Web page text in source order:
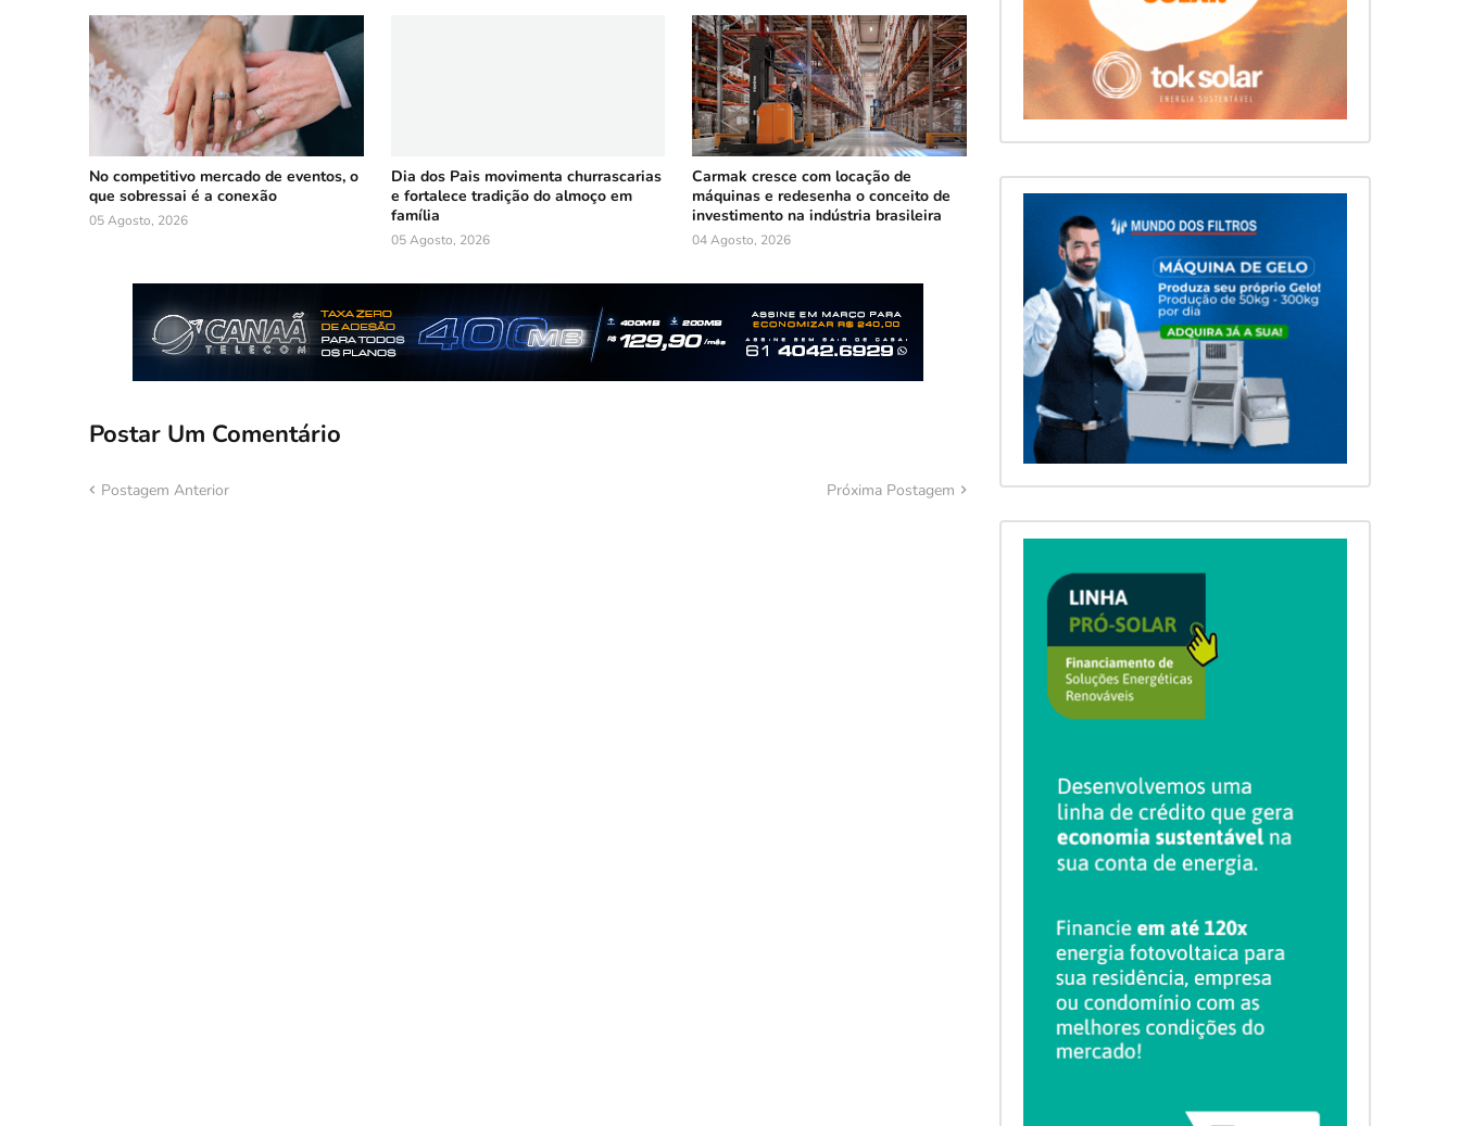
No competitivo mercado de eventos, o
que sobressai é a conexão
05 Agosto, 2026
Dia dos Pais movimenta churrascarias
e fortalece tradição do almoço em
família
05 Agosto, 2026
Carmak cresce com locação de
máquinas e redesenha o conceito de
investimento na indústria brasileira
04 Agosto, 2026
Postar Um Comentário
Postagem Anterior Próxima Postagem